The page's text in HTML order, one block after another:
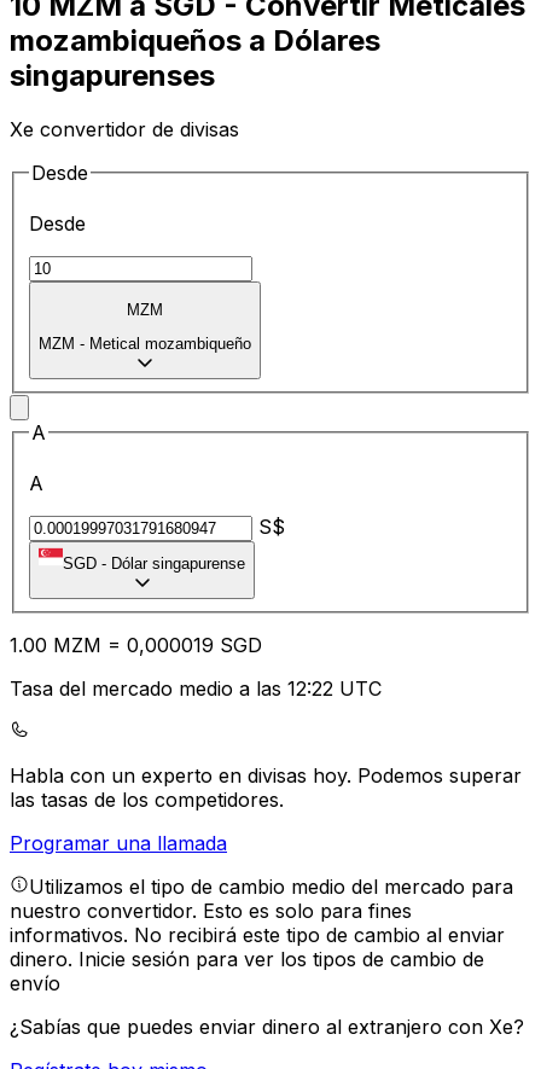
mozambiqueños a Dólares
singapurenses
Xe convertidor de divisas
Desde
Desde
MZM
MZM - Metical mozambiqueño
A
A
S$
SGD - Dólar singapurense
1.00 MZM = 0,000019 SGD
Tasa del mercado medio a las 12:22 UTC
Habla con un experto en divisas hoy. Podemos superar
las tasas de los competidores.
Programar una llamada
Utilizamos el tipo de cambio medio del mercado para
nuestro convertidor. Esto es solo para fines
informativos. No recibirá este tipo de cambio al enviar
dinero. Inicie sesión para ver los tipos de cambio de
envío
¿Sabías que puedes enviar dinero al extranjero con Xe?